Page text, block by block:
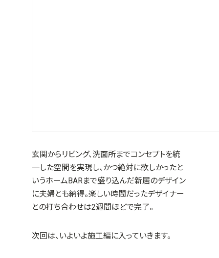
玄関からリビング、洗面所までコンセプトを統
一した空間を実現し、かつ絶対に欲しかったと
いうホームBAR まで盛り込んだ新居のデザイン
に夫婦とも納得。楽しい時間だったデザイナー
との打ち合わせは2週間ほどで完了。
次回は、いよいよ施工編に入っていきます。